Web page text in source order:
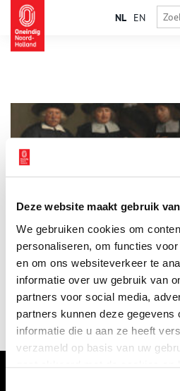
Deze website maakt gebruik
We gebruiken cookies om
personaliseren, om functies
en om ons websiteverkeer te
informatie over uw gebruik van
partners voor social media,
partners kunnen deze gegevens
informatie die u aan ze heeft
verzameld op basis van uw
NL EN
groepsportret
Bij een controle van een 17e-eeuws
van het Amsterdam Museum, werd
pols van een vooraanstaande
wereldvondst, waarmee de primeur
afbeelding van een tatoeage in de
schilderkunst nu in Nederlandse
3 min